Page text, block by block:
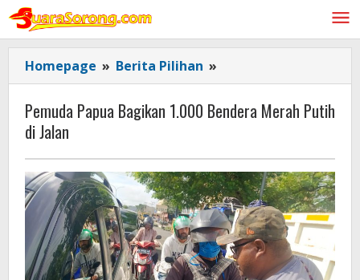
Lewati
konten
Homepage » Berita Pilihan »
Papua
Bagikan
1.000
Merah
Putih
di
Jalan
Pemuda Papua Bagikan 1.000 Bendera Merah Putih
di Jalan